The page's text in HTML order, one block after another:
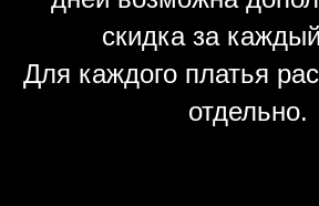
скидка за
Для каждого платья
отдельно.